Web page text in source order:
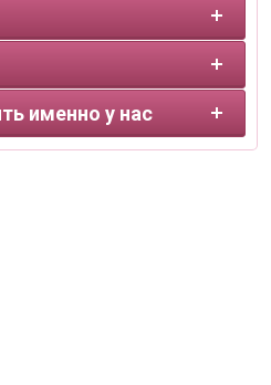
именно у нас